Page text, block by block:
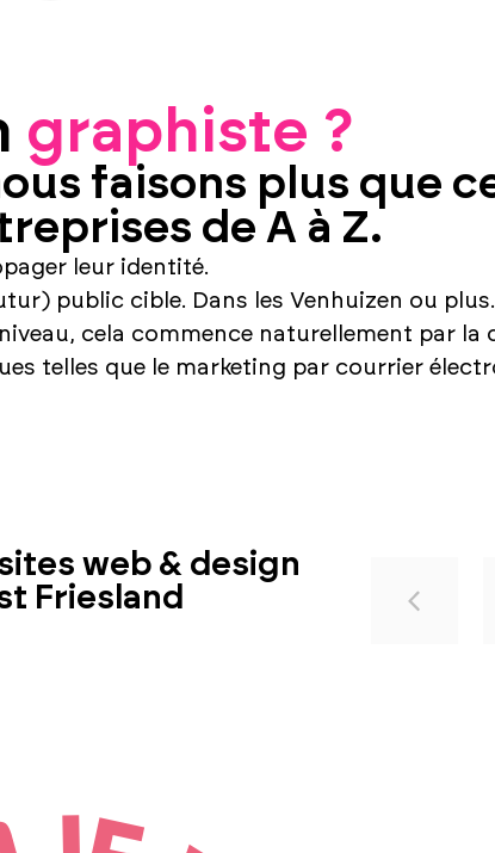
graphiste ?
faisons plus que
de A à Z.
leur identité.
public cible. Dans les Venhuizen ou
cela commence naturellement par la
telles que le marketing par courrier
web & design
Friesland